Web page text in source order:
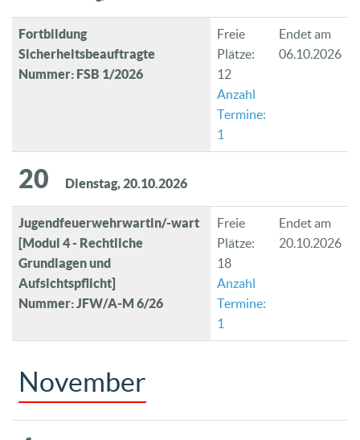
Fortbildung
Sicherheitsbeauftragte
Nummer: FSB 1/2026
Freie
Plätze:
12
Anzahl
Termine:
1
Endet am
06.10.2026
20 Dienstag, 20.10.2026
Jugendfeuerwehrwartin/-wart
[Modul 4 - Rechtliche
Grundlagen und
Aufsichtspflicht]
Nummer: JFW/A-M 6/26
Freie
Plätze:
18
Anzahl
Termine:
1
Endet am
20.10.2026
November